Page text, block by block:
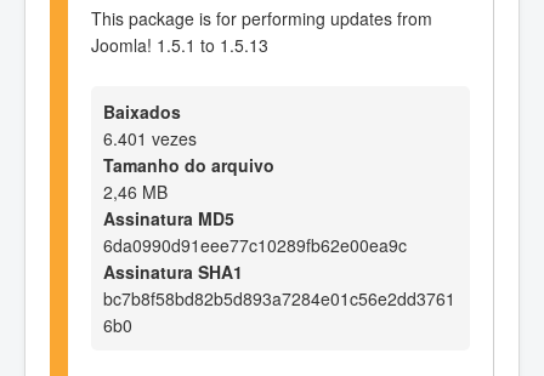
This package is for performing updates from
Joomla! 1.5.1 to 1.5.13
Baixados
6.401 vezes
Tamanho do arquivo
2,46 MB
Assinatura MD5
6da0990d91eee77c10289fb62e00ea9c
Assinatura SHA1
bc7b8f58bd82b5d893a7284e01c56e2dd3761
6b0